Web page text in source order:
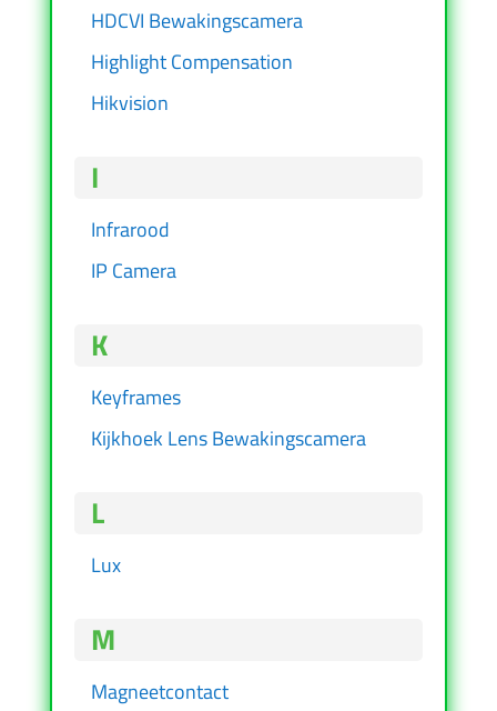
HDCVI Bewakingscamera
Highlight Compensation
Hikvision
I
Infrarood
IP Camera
K
Keyframes
Kijkhoek Lens Bewakingscamera
L
Lux
M
Magneetcontact